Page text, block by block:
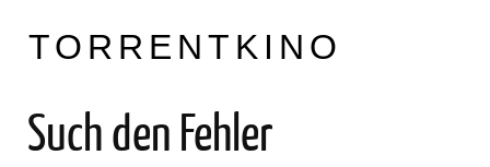
TORRENTKINO
Such den Fehler